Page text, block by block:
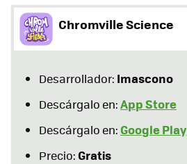
Chromville Science
Desarrollador: Imascono
Descárgalo en:App Store
Descárgalo en: Google Play
Precio:Gratis